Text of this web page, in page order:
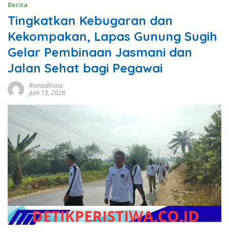
Berita
Tingkatkan Kebugaran dan
Kekompakan, Lapas Gunung Sugih
Gelar Pembinaan Jasmani dan
Jalan Sehat bagi Pegawai
Romadhona
Juni 13, 2026